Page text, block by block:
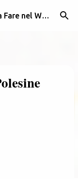
Eventi e Sagre Lombardia: Cosa Fare nel Weekend | Weekendidea